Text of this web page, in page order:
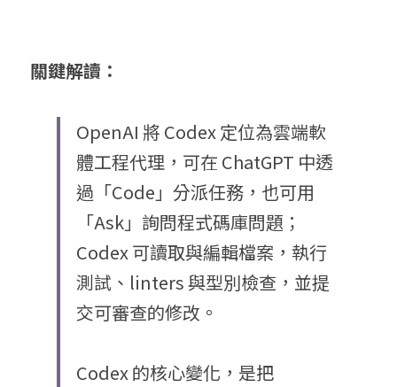
關鍵解讀：
OpenAI 將 Codex 定位為雲端軟
體工程代理，可在 ChatGPT 中透
過「Code」分派任務，也可用
「Ask」詢問程式碼庫問題；
Codex 可讀取與編輯檔案，執行
測試、linters 與型別檢查，並提
交可審查的修改。
Codex 的核心變化，是把